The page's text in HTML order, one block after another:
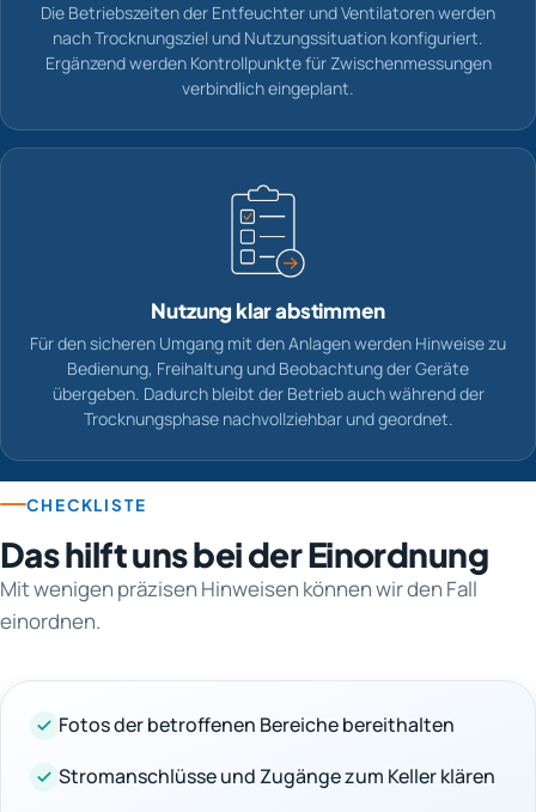
Die Betriebszeiten der Entfeuchter und Ventilatoren werden
nach Trocknungsziel und Nutzungssituation konfiguriert.
Ergänzend werden Kontrollpunkte für Zwischenmessungen
verbindlich eingeplant.
Nutzung klar abstimmen
Für den sicheren Umgang mit den Anlagen werden Hinweise zu
Bedienung, Freihaltung und Beobachtung der Geräte
übergeben. Dadurch bleibt der Betrieb auch während der
Trocknungsphase nachvollziehbar und geordnet.
CHECKLISTE
Das hilft uns bei der Einordnung
Mit wenigen präzisen Hinweisen können wir den Fall
einordnen.
Fotos der betroffenen Bereiche bereithalten
Stromanschlüsse und Zugänge zum Keller klären